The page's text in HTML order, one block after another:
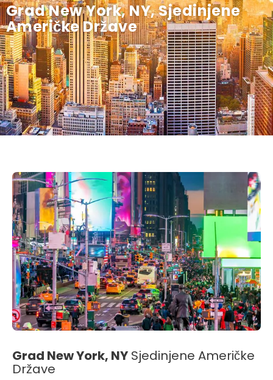
Grad New York, NY, Sjedinjene
Američke Države
Grad New York, NY Sjedinjene Američke
Države